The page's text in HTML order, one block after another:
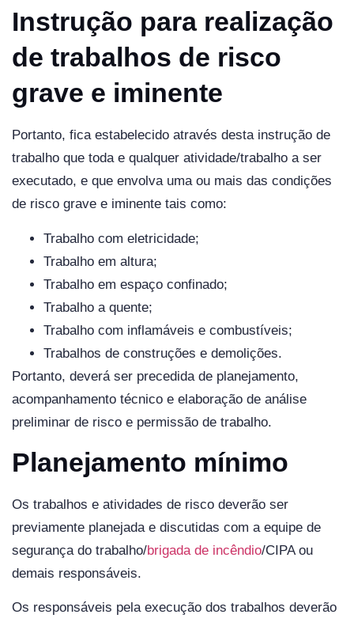
Instrução para realização
de trabalhos de risco
grave e iminente
Portanto, fica estabelecido através desta instrução de
trabalho que toda e qualquer atividade/trabalho a ser
executado, e que envolva uma ou mais das condições
de risco grave e iminente tais como:
Trabalho com eletricidade;
Trabalho em altura;
Trabalho em espaço confinado;
Trabalho a quente;
Trabalho com inflamáveis e combustíveis;
Trabalhos de construções e demolições.
Portanto, deverá ser precedida de planejamento,
acompanhamento técnico e elaboração de análise
preliminar de risco e permissão de trabalho.
Planejamento mínimo
Os trabalhos e atividades de risco deverão ser
previamente planejada e discutidas com a equipe de
segurança do trabalho/brigada de incêndio/CIPA ou
demais responsáveis.
Os responsáveis pela execução dos trabalhos deverão